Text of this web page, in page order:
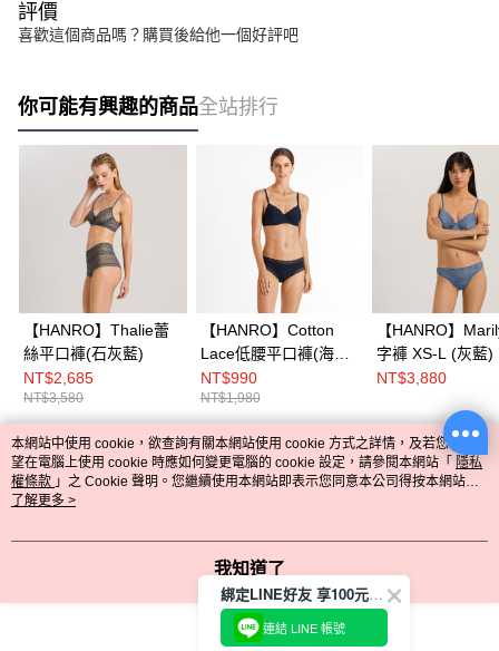
評價
喜歡這個商品嗎？購買後給他一個好評吧
你可能有興趣的商品全站排行
【HANRO】Thalie蕾
絲平口褲(石灰藍)
NT$2,685
NT$3,580
【HANRO】Cotton
Lace低腰平口褲(海軍
藍)
NT$990
NT$1,980
【HANRO】
字褲 XS-L (灰藍)
NT$3,880
熱門標籤
本網站中使用 cookie，欲查詢有關本網站使用 cookie 方式之詳情，及若您不希
望在電腦上使用 cookie 時應如何變更電腦的 cookie 設定，請參閱本網站「 隱私
權條款 」之 Cookie 聲明。您繼續使用本網站即表示您同意本公司得按本網站使
用條款之 Cookie 聲明使用 cookie。
了解更多 >
我知道了
綁定LINE好友 享100元折價券
連結 LINE 帳號